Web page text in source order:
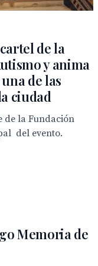
de la
y anima
de las
ciudad
de la Fundación
del evento.
Memoria de